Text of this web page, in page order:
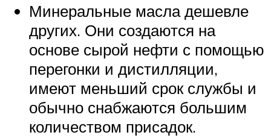
Минеральные масла дешевле
других. Они создаются на
основе сырой нефти с помощью
перегонки и дистилляции,
имеют меньший срок службы и
обычно снабжаются большим
количеством присадок.